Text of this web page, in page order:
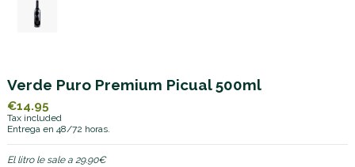
Verde Puro Premium Picual 500ml
€14.95
Tax included
Entrega en 48/72 horas.
El litro le sale a 29.90€